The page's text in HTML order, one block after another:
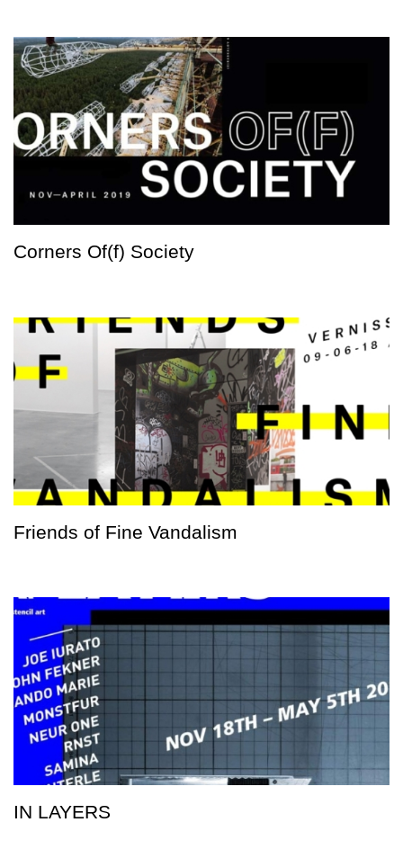
Corners Of(f) Society
Friends of Fine Vandalism
IN LAYERS